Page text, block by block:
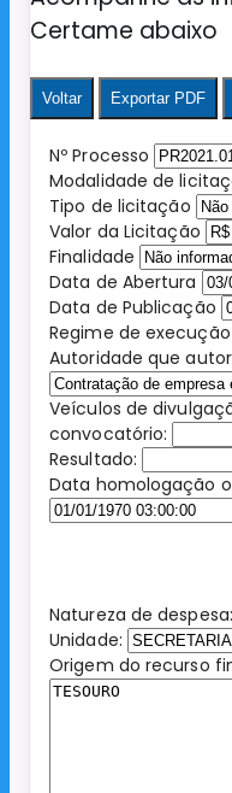
Certame abaixo
Voltar Exportar PDF
Nº Processo
Modalidade de
Tipo de licitação
Valor da Licitação
Finalidade
Data de Abertura
Data de Publicação
Regime de execução
Autoridade que
Veículos de
convocatório:
Resultado:
Data homologação
Natureza de
Unidade:
Origem do recurso